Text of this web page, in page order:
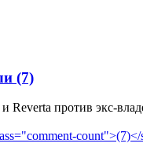
(7)
против экс-